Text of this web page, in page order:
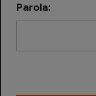
Parola: